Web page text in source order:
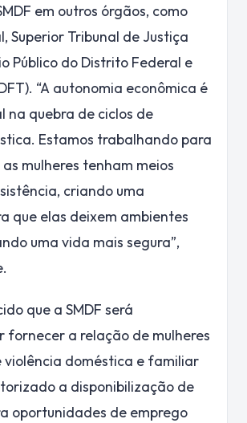
em outros órgãos, como
Superior Tribunal de Justiça
Público do Distrito Federal e
“A autonomia econômica é
na quebra de ciclos de
Estamos trabalhando para
mulheres tenham meios
criando uma
que elas deixem ambientes
uma vida mais segura”,
que a SMDF será
fornecer a relação de mulheres
violência doméstica e familiar
a disponibilização de
oportunidades de emprego